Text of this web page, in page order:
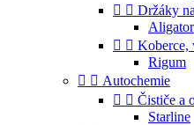
  Držáky
Aligator
  Koberce,
Rigum
  Autochemie
  Čističe a
Starline